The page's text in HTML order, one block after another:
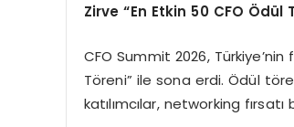
Zirve “En Etkin 50 CFO
CFO Summit 2026,
Töreni” ile sona erdi. Ödül
katılımcılar, networking